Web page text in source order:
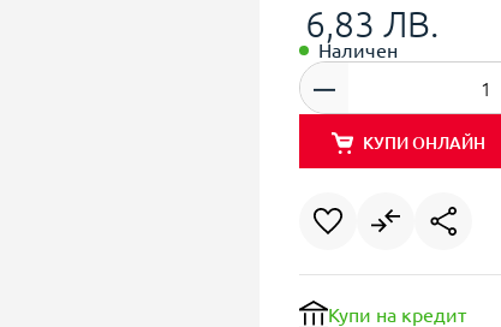
6,83 ЛВ.
Наличен
КУПИ ОНЛАЙН
Купи на кредит